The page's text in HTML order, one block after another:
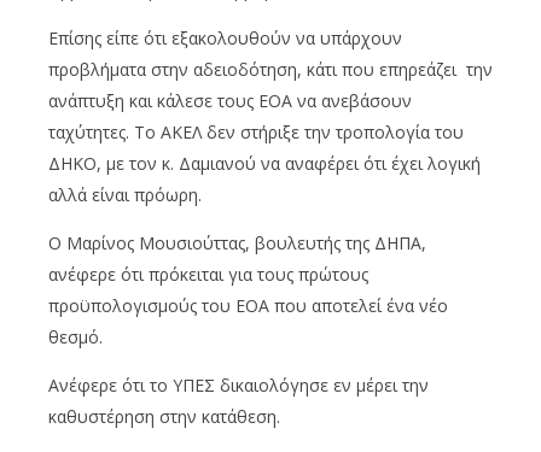
Επίσης είπε ότι εξακολουθούν να υπάρχουν
προβλήματα στην αδειοδότηση, κάτι που επηρεάζει την
ανάπτυξη και κάλεσε τους ΕΟΑ να ανεβάσουν
ταχύτητες. Το ΑΚΕΛ δεν στήριξε την τροπολογία του
ΔΗΚΟ, με τον κ. Δαμιανού να αναφέρει ότι έχει λογική
αλλά είναι πρόωρη.
Ο Μαρίνος Μουσιούττας, βουλευτής της ΔΗΠΑ,
ανέφερε ότι πρόκειται για τους πρώτους
προϋπολογισμούς του ΕΟΑ που αποτελεί ένα νέο
θεσμό.
Ανέφερε ότι το ΥΠΕΣ δικαιολόγησε εν μέρει την
καθυστέρηση στην κατάθεση.